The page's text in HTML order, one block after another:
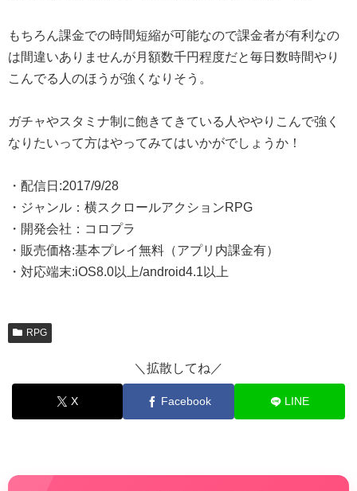
もちろん課金での時間短縮が可能なので課金者が有利なの
は間違いありませんが月額数千円程度だと毎日数時間やり
こんでる人のほうが強くなりそう。
ガチャやスタミナ制に飽きてきている人ややりこんで強く
なりたいって方はやってみてはいかがでしょうか！
・配信日:2017/9/28
・ジャンル：横スクロールアクションRPG
・開発会社：コロプラ
・販売価格:基本プレイ無料（アプリ内課金有）
・対応端末:iOS8.0以上/android4.1以上
RPG
＼拡散してね／
X Facebook LINE